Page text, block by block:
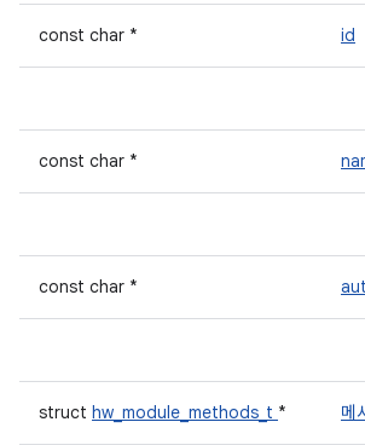
const char * id
const char *
const char *
struct hw_module_methods_t * 메